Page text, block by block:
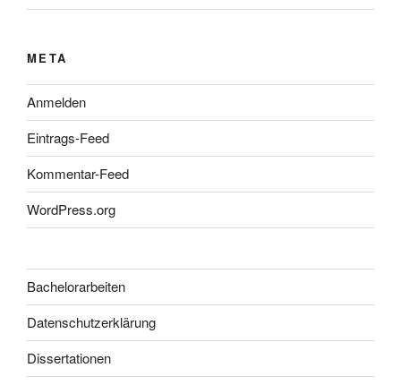
META
Anmelden
Eintrags-Feed
Kommentar-Feed
WordPress.org
Bachelorarbeiten
Datenschutzerklärung
Dissertationen